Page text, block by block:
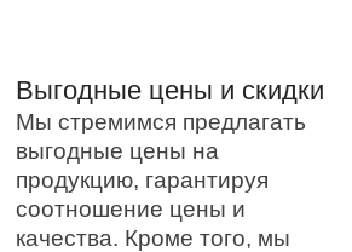
Выгодные цены и скидки
Мы стремимся предлагать
выгодные цены на
продукцию, гарантируя
соотношение цены и
качества. Кроме того, мы